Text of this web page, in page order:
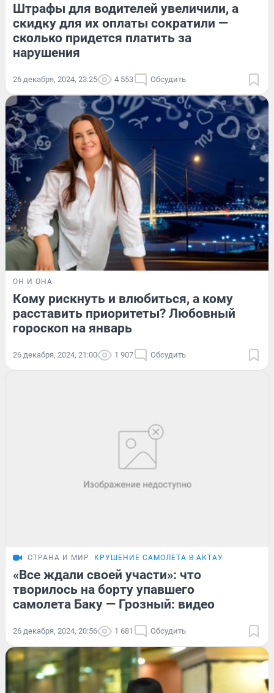
Штрафы для водителей увеличили, а
скидку для их оплаты сократили —
сколько придется платить за
нарушения
26 декабря, 2024, 23:25 4 553 Обсудить
ОН И ОНА
Кому рискнуть и влюбиться, а кому
расставить приоритеты? Любовный
гороскоп на январь
26 декабря, 2024, 21:00 1 907 Обсудить
СТРАНА И МИР КРУШЕНИЕ САМОЛЕТА В АКТАУ
«Все ждали своей участи»: что
творилось на борту упавшего
самолета Баку — Грозный: видео
26 декабря, 2024, 20:56 1 681 Обсудить